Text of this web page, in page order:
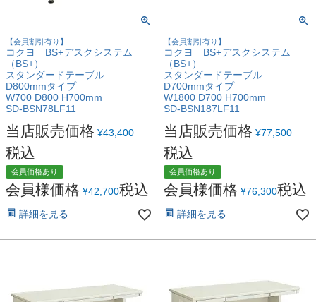
【会員割引有り】
コクヨ BS+デスクシステム
（BS+）
スタンダードテーブル
D800mmタイプ
W700 D800 H700mm
SD-BSN78LF11
当店販売価格 ¥43,400
税込
会員価格あり
会員様価格 ¥42,700税込
詳細を見る
【会員割引有り】
コクヨ BS+デスクシステム
（BS+）
スタンダードテーブル
D700mmタイプ
W1800 D700 H700mm
SD-BSN187LF11
当店販売価格 ¥77,500
税込
会員価格あり
会員様価格 ¥76,300税込
詳細を見る